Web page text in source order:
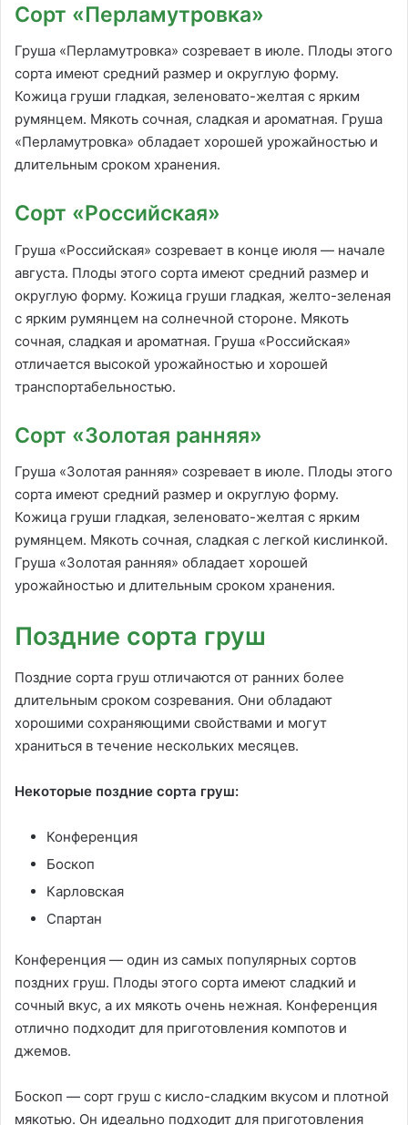
Сорт «Перламутровка»
Груша «Перламутровка» созревает в июле. Плоды этого
сорта имеют средний размер и округлую форму.
Кожица груши гладкая, зеленовато-желтая с ярким
румянцем. Мякоть сочная, сладкая и ароматная. Груша
«Перламутровка» обладает хорошей урожайностью и
длительным сроком хранения.
Сорт «Российская»
Груша «Российская» созревает в конце июля — начале
августа. Плоды этого сорта имеют средний размер и
округлую форму. Кожица груши гладкая, желто-зеленая
с ярким румянцем на солнечной стороне. Мякоть
сочная, сладкая и ароматная. Груша «Российская»
отличается высокой урожайностью и хорошей
транспортабельностью.
Сорт «Золотая ранняя»
Груша «Золотая ранняя» созревает в июле. Плоды этого
сорта имеют средний размер и округлую форму.
Кожица груши гладкая, зеленовато-желтая с ярким
румянцем. Мякоть сочная, сладкая с легкой кислинкой.
Груша «Золотая ранняя» обладает хорошей
урожайностью и длительным сроком хранения.
Поздние сорта груш
Поздние сорта груш отличаются от ранних более
длительным сроком созревания. Они обладают
хорошими сохраняющими свойствами и могут
храниться в течение нескольких месяцев.
Некоторые поздние сорта груш:
Конференция
Боскоп
Карловская
Спартан
Конференция — один из самых популярных сортов
поздних груш. Плоды этого сорта имеют сладкий и
сочный вкус, а их мякоть очень нежная. Конференция
отлично подходит для приготовления компотов и
джемов.
Боскоп — сорт груш с кисло-сладким вкусом и плотной
мякотью. Он идеально подходит для приготовления